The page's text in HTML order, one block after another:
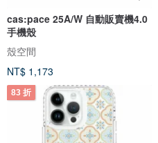
cas:pace 25A/W 自動販賣機4.0
手機殼
殼空間
NT$ 1,173
83 折